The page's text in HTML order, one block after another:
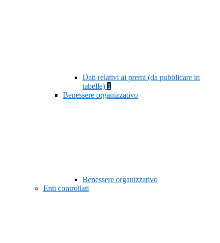
Dati relativi ai premi (da pubblicare in
tabelle) 1
Benessere organizzativo
Benessere organizzativo
Enti controllati